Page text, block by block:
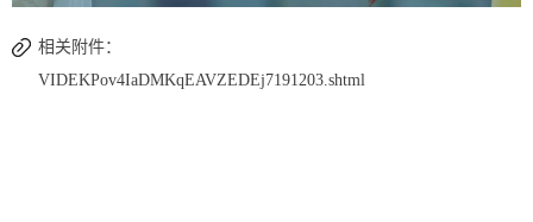
相关附件：
VIDEKPov4IaDMKqEAVZEDEj7191203.shtml